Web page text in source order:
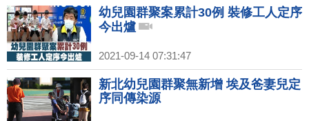
幼兒園群聚案累計30例 裝修工人定序
今出爐
2021-09-14 07:31:47
新北幼兒園群聚無新增 埃及爸妻兒定
序同傳染源